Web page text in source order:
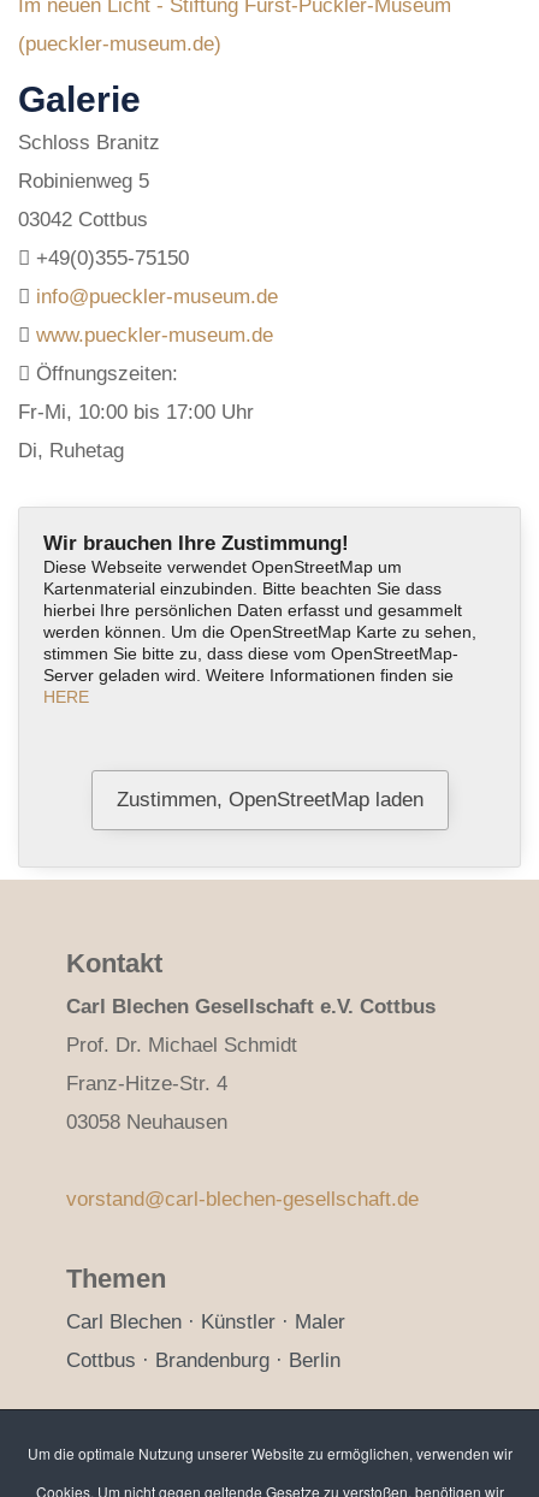
Im neuen Licht - Stiftung Fürst-Pückler-Museum
(pueckler-museum.de)
Galerie
Schloss Branitz
Robinienweg 5
03042 Cottbus
+49(0)355-75150
info@pueckler-museum.de
www.pueckler-museum.de
Öffnungszeiten:
Fr-Mi, 10:00 bis 17:00 Uhr
Di, Ruhetag
Wir brauchen Ihre Zustimmung!
Diese Webseite verwendet OpenStreetMap um
Kartenmaterial einzubinden. Bitte beachten Sie dass
hierbei Ihre persönlichen Daten erfasst und gesammelt
werden können. Um die OpenStreetMap Karte zu sehen,
stimmen Sie bitte zu, dass diese vom OpenStreetMap-
Server geladen wird. Weitere Informationen finden sie
HERE
Kontakt
Carl Blechen Gesellschaft e.V. Cottbus
Prof. Dr. Michael Schmidt
Franz-Hitze-Str. 4
03058 Neuhausen
vorstand@carl-blechen-gesellschaft.de
Themen
Carl Blechen · Künstler · Maler
Cottbus · Brandenburg · Berlin
Sparkasse Spree-Neiße
Um die optimale Nutzung unserer Website zu ermöglichen, verwenden wir
Cookies. Um nicht gegen geltende Gesetze zu verstoßen, benötigen wir